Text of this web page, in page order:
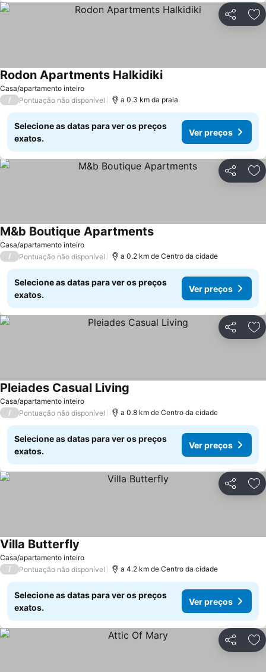
Partilhar
Casa/apartamento inteiro
Rodon Apartments Halkidiki
/ Pontuação não disponível a 0.3 km da praia
Selecione as datas para ver os preços
exatos.
Ver preços
Partilhar
Casa/apartamento inteiro
M&b Boutique Apartments
/ Pontuação não disponível a 0.2 km de Centro da cidade
Selecione as datas para ver os preços
exatos.
Ver preços
Partilhar
Casa/apartamento inteiro
Pleiades Casual Living
/ Pontuação não disponível a 0.8 km de Centro da cidade
Selecione as datas para ver os preços
exatos.
Ver preços
Partilhar
Casa/apartamento inteiro
Villa Butterfly
/ Pontuação não disponível a 4.2 km de Centro da cidade
Selecione as datas para ver os preços
exatos.
Ver preços
Partilhar